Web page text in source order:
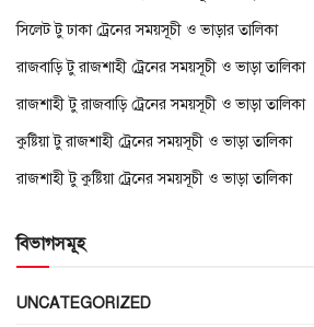
সিলেট টু ঢাকা ট্রেনের সময়সূচী ও ভাড়ার তালিকা
রাজবাড়ি টু রাজশাহী ট্রেনের সময়সূচী ও ভাড়া তালিকা
রাজশাহী টু রাজবাড়ি ট্রেনের সময়সূচী ও ভাড়া তালিকা
কুষ্টিয়া টু রাজশাহী ট্রেনের সময়সূচী ও ভাড়া তালিকা
রাজশাহী টু কুষ্টিয়া ট্রেনের সময়সূচী ও ভাড়া তালিকা
বিভাগসমূহ
UNCATEGORIZED